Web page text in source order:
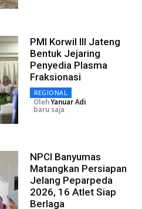
PMI Korwil III Jateng
Bentuk Jejaring
Penyedia Plasma
Fraksionasi
REGIONAL
OlehYanuar Adi
baru saja
NPCI Banyumas
Matangkan Persiapan
Jelang Peparpeda
2026, 16 Atlet Siap
Berlaga